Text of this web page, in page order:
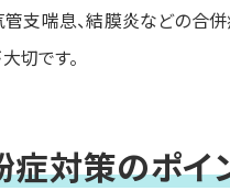
支喘息、結膜炎などの合
切です。
症対策のポイ